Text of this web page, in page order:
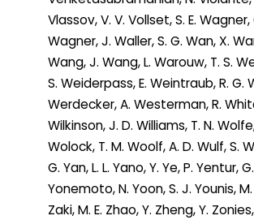
Vlassov, V. V. Vollset, S. E. Wagner,
Wagner, J. Waller, S. G. Wan, X.
Wang, J. Wang, L. Warouw, T. S.
S. Weiderpass, E. Weintraub, R. G.
Werdecker, A. Westerman, R.
Wilkinson, J. D. Williams, T. N.
Wolock, T. M. Woolf, A. D. Wulf, S.
G. Yan, L. L. Yano, Y. Ye, P. Yentur,
Yonemoto, N. Yoon, S. J. Younis, M.
Zaki, M. E. Zhao, Y. Zheng, Y.